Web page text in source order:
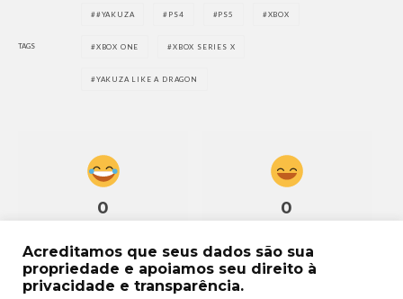
TAGS
#YAKUZA PS4 PS5 XBOX
XBOX ONE XBOX SERIES X
YAKUZA LIKE A DRAGON
0 0
Acreditamos que seus dados são sua
propriedade e apoiamos seu direito à
privacidade e transparência.